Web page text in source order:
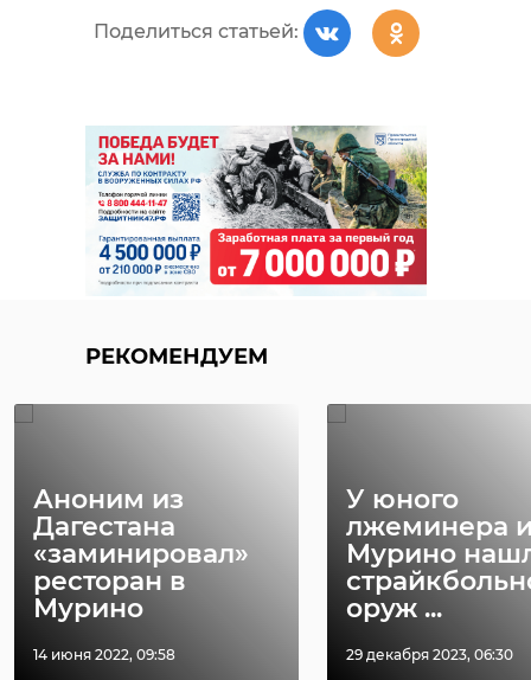
Поделиться статьей:
РЕКОМЕНДУЕМ
Аноним из
Дагестана
«заминировал»
ресторан в
Мурино
14 июня 2022, 09:58
У юного
лжеминера
Мурино
оруж ...
29 декабря 2023, 06:30